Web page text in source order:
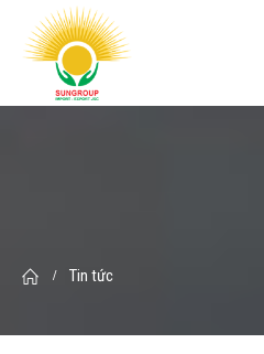
Tin tức